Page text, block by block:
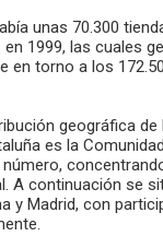
unas 70.300
1999, las cuales
en torno a los
geográfica de
es la
A continuación se
y Madrid, con